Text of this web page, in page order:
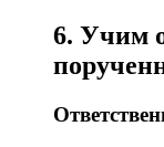
6. Учим